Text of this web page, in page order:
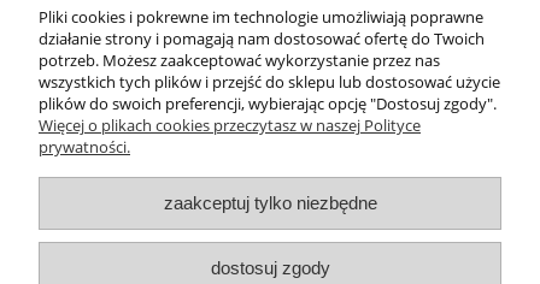
do koszyka
Darmowa dostawa
Darmowa dostawa (Kurier Pocztex 2.0) już od 350,00 zł.
Pliki cookies i pokrewne im technologie umożliwiają poprawne
działanie strony i pomagają nam dostosować ofertę do Twoich
potrzeb. Możesz zaakceptować wykorzystanie przez nas
wszystkich tych plików i przejść do sklepu lub dostosować użycie
plików do swoich preferencji, wybierając opcję "Dostosuj zgody".
Więcej o plikach cookies przeczytasz w naszej Polityce
prywatności.
zaakceptuj tylko niezbędne
dostosuj zgody